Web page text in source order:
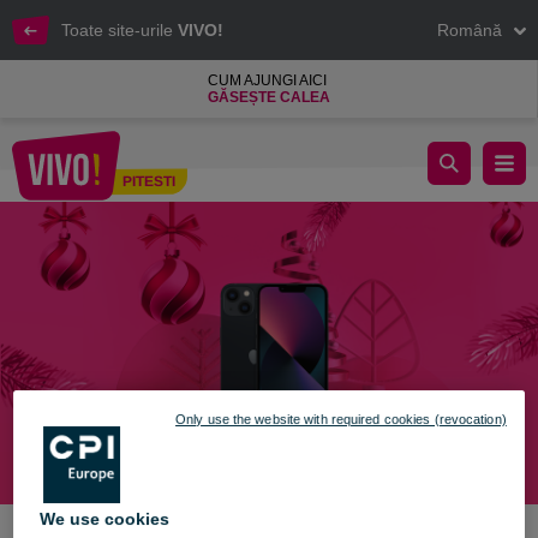
Toate site-urile VIVO! Română
CUM AJUNGI AICI
GĂSEȘTE CALEA
Pitesti
PITESTI
Sărbătorile vin cu bucurie și premii la VIVO! Pitești
We use cookies
Only use the website with required cookies (revocation)